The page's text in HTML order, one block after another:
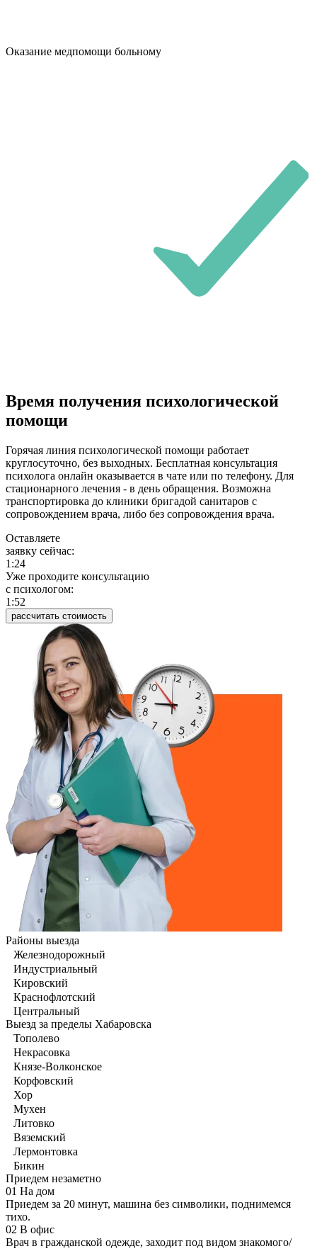
Оказание медпомощи больному
Время получения психологической
помощи
Горячая линия психологической помощи работает
круглосуточно, без выходных. Бесплатная консультация
психолога онлайн оказывается в чате или по телефону. Для
стационарного лечения - в день обращения. Возможна
транспортировка до клиники бригадой санитаров с
сопровождением врача, либо без сопровождения врача.
Оставляете
заявку сейчас:
1:24
Уже проходите консультацию
c психологом:
1:52
рассчитать стоимость
Районы выезда
Железнодорожный
Индустриальный
Кировский
Краснофлотский
Центральный
Выезд за пределы Хабаровска
Тополево
Некрасовка
Князе-Волконское
Корфовский
Хор
Мухен
Литовко
Вяземский
Лермонтовка
Бикин
Приедем незаметно
01 На дом
Приедем за 20 минут, машина без символики, поднимемся
тихо.
02 В офис
Врач в гражданской одежде, заходит под видом знакомого/